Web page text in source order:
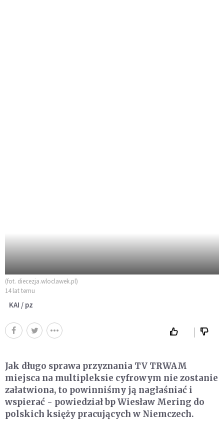
(fot. diecezja.wloclawek.pl)
14 lat temu
KAI / pz
Jak długo sprawa przyznania TV TRWAM
miejsca na multipleksie cyfrowym nie zostanie
załatwiona, to powinniśmy ją nagłaśniać i
wspierać - powiedział bp Wiesław Mering do
polskich księży pracujących w Niemczech.